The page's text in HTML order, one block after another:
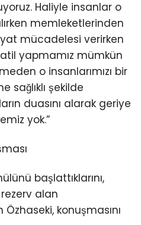
Haliyle insanlar o
memleketlerinden
mücadelesi verirken
yapmamız mümkün
o insanlarımızı bir
sağlıklı şekilde
duasını alarak geriye
yok.”
başlattıklarını,
alan
Özhaseki, konuşmasını